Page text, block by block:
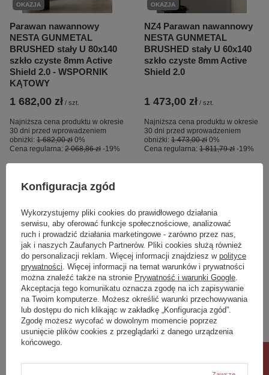
OKAZJA
Parawan nawannowy
NESTA GUNMETAL
BRUSHED stały U 80x140
szkło czyste 8mm Active
Shield 2.0 - WSPORNIK
KĄTOWY
1 682,00 zł / szt.
Najniższa cena produktu w okresie
30 dni przed wprowadzeniem
obniżki: 1 682,00 zł 0%
Cena regularna: 2 068,86 zł -19%
OKAZJA
NZ4 Parawan nawannowy
NESTA GUNMETAL
BRUSHED stały U 60x140
szkło czyste 8mm Active
Shield 2.0
1 473,00 zł / szt.
Najniższa cena produktu w okresie
30 dni przed wprowadzeniem
obniżki: 1 473,00 zł 0%
Cena regularna: 1 811,79 zł -19%
OKAZJA
NZ4 Parawan nawannowy
NESTA GUNMETAL
BRUSHED stały U 70x140
szkło czyste 8mm Active
OKAZJA
Parawan nawannowy
NESTA GUNMETAL
BRUSHED stały U 80x140
szt.
Konfiguracja zgód
Wykorzystujemy pliki cookies do prawidłowego działania
serwisu, aby oferować funkcje społecznościowe, analizować
ruch i prowadzić działania marketingowe - zarówno przez nas,
jak i naszych Zaufanych Partnerów. Pliki cookies służą również
do personalizacji reklam. Więcej informacji znajdziesz w polityce
prywatności . Więcej informacji na temat warunków i prywatności
można znaleźć także na stronie Prywatność i warunki Google
Akceptacja tego komunikatu oznacza zgodę na ich zapisywanie
na Twoim komputerze. Możesz określić warunki przechowywania
lub dostępu do nich klikając w zakładkę „Konfiguracja zgód”.
Zgodę możesz wycofać w dowolnym momencie poprzez
usunięcie plików cookies z przeglądarki z danego urządzenia
końcowego.